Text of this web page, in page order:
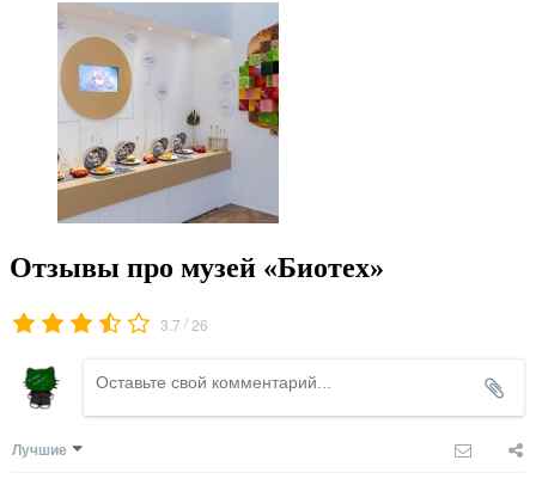
Отзывы про музей «Биотех»
3.7 /26
Лучшие